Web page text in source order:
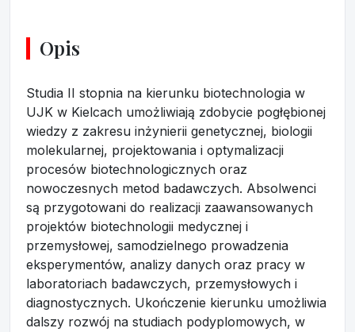
Opis
Studia II stopnia na kierunku biotechnologia w
UJK w Kielcach umożliwiają zdobycie pogłębionej
wiedzy z zakresu inżynierii genetycznej, biologii
molekularnej, projektowania i optymalizacji
procesów biotechnologicznych oraz
nowoczesnych metod badawczych. Absolwenci
są przygotowani do realizacji zaawansowanych
projektów biotechnologii medycznej i
przemysłowej, samodzielnego prowadzenia
eksperymentów, analizy danych oraz pracy w
laboratoriach badawczych, przemysłowych i
diagnostycznych. Ukończenie kierunku umożliwia
dalszy rozwój na studiach podyplomowych, w